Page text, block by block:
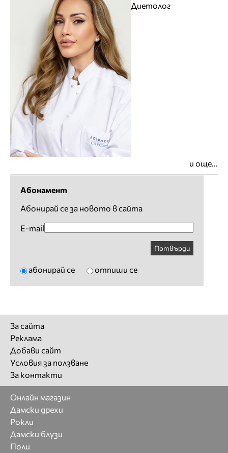
Диетолог
и още...
Абонамент
Абонирай се за новото в сайта
E-mail
Потвърди
абонирай се отпиши се
За сайта
Реклама
Добави сайт
Условия за ползване
За контакти
Онлайн магазин
Дамски дрехи
Рокли
Дамски блузи
Поли